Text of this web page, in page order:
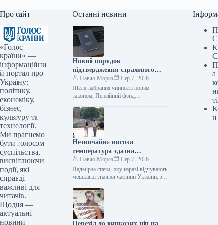
Про сайт
«Голос
країни» —
інформаційни
й портал про
Україну:
політику,
економіку,
бізнес,
культуру та
технології.
Ми прагнемо
бути голосом
суспільства,
висвітлюючи
події, які
справді
важливі для
читачів.
Щодня —
актуальні
новини
Останні новини
Новий порядок
підтвердження страхового
стажу пояснено депутатом
Павло Мороз
Сер 7, 2026
Після набрання чинності новим
законом, Пенсійний фонд
пошук підтверджень страхового стажу
в державних реєстрах та надавати
сприяння…
Незвичайна висока
температура здатна
викликати серцевий напад чи
мозковий удар – лікарі
порадили, як уникнути цього
Павло Мороз
Сер 7, 2026
Надмірна спека, яку наразі відчувають
мешканці значної частини України, з
сягає +38 градусів, здатна
спровокувати інфаркт…
Перехід до ринкових цін на
а
ті
и